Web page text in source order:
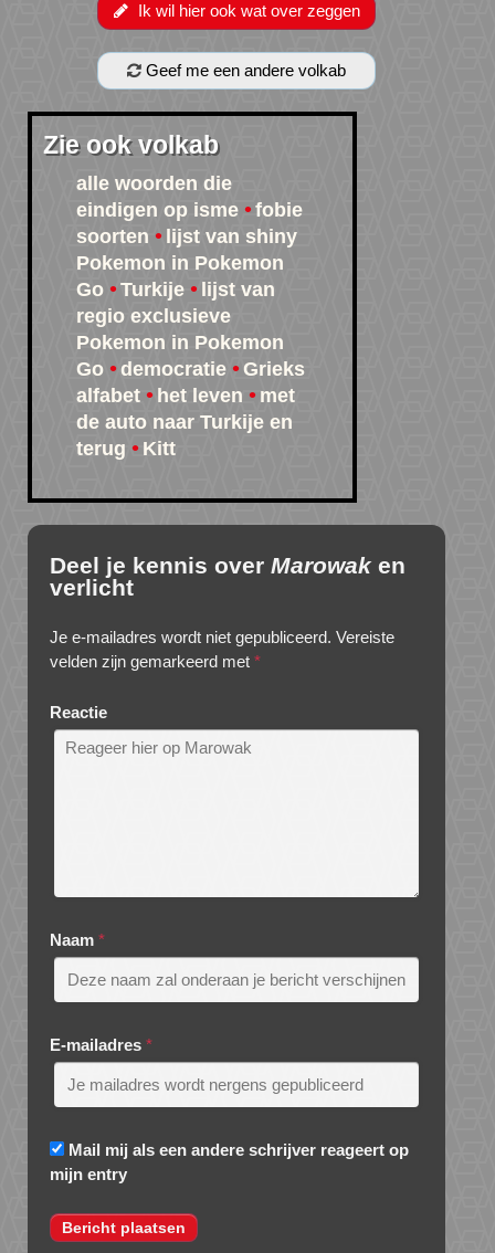
Ik wil hier ook wat over zeggen
Geef me een andere volkab
Zie ook volkab
alle woorden die
eindigen op isme
fobie
soorten
lijst van shiny
Pokemon in Pokemon
Go
Turkije
lijst van
regio exclusieve
Pokemon in Pokemon
Go
democratie
Grieks
alfabet
het leven
met
de auto naar Turkije en
terug
Kitt
Deel je kennis over Marowak en
verlicht
Je e-mailadres wordt niet gepubliceerd. Vereiste
velden zijn gemarkeerd met *
Reactie
Naam *
E-mailadres *
Mail mij als een andere schrijver reageert op
mijn entry